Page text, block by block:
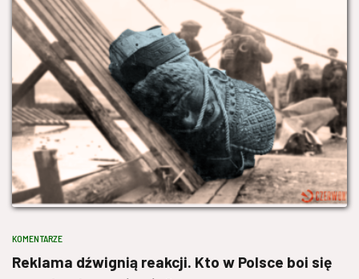
KOMENTARZE
Reklama dźwignią reakcji. Kto w Polsce boi się